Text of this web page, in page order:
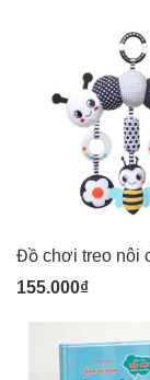
155.000₫